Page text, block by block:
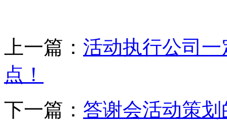
上一篇： 活动执行公司
点！
下一篇： 答谢会活动策